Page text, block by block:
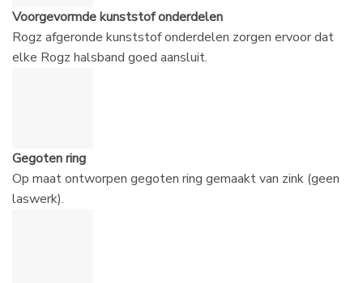
Voorgevormde kunststof onderdelen
Rogz afgeronde kunststof onderdelen zorgen ervoor dat
elke Rogz halsband goed aansluit.
Gegoten ring
Op maat ontworpen gegoten ring gemaakt van zink (geen
laswerk).